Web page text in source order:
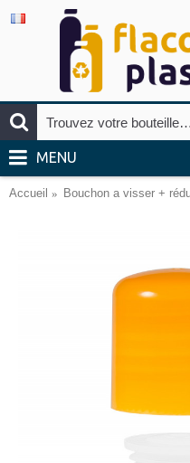
MENU
Accueil Bouchon a visser +